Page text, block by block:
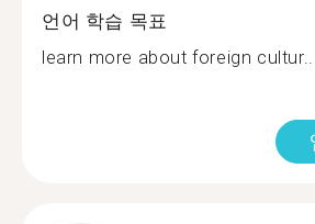
언어 학습 목표
learn more about foreign